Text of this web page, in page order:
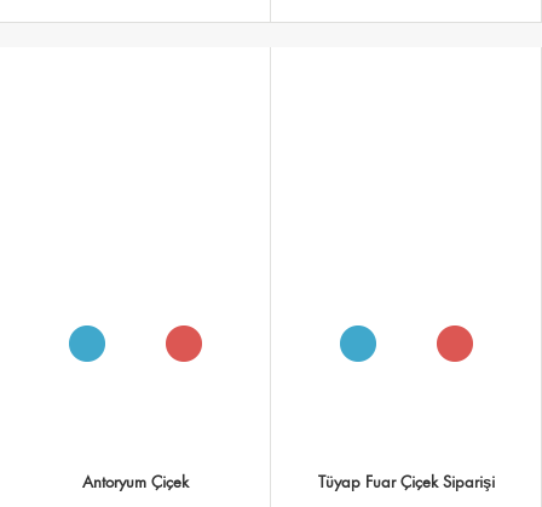
Antoryum Çiçek Tüyap Fuar Çiçek Siparişi